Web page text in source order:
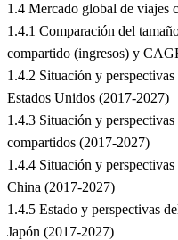
1.4 Mercado global de viajes
1.4.1 Comparación del
compartido (ingresos) y
1.4.2 Situación y
Estados Unidos (2017-2027)
1.4.3 Situación y
compartidos (2017-2027)
1.4.4 Situación y
China (2017-2027)
1.4.5 Estado y perspectivas
Japón (2017-2027)